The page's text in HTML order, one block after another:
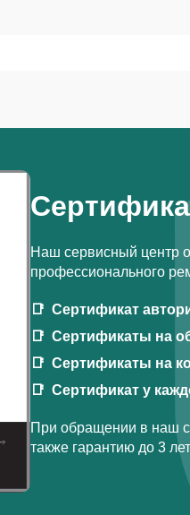
Наш сервисный центр
профессионального
Сертификат
Сертификаты на
Сертификаты на
Сертификат у
При обращении в наш
также гарантию до 3